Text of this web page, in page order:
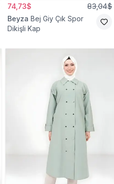
74,73$ 83,04$
Beyza Bej Giy Çık Spor
Dikişli Kap